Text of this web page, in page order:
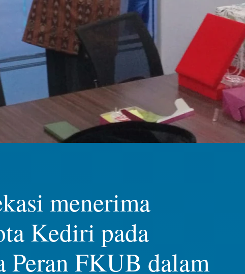
menerima
Kediri pada
Peran FKUB dalam